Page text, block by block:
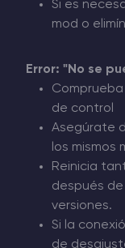
Si es
mod o
Error: "No se
de control
Asegúrate
los mismos
Reinicia
después
versiones.
Si la
de